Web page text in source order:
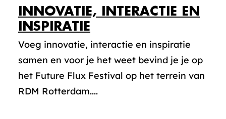
INNOVATIE, INTERACTIE EN
INSPIRATIE
Voeg innovatie, interactie en inspiratie
samen en voor je het weet bevind je je op
het Future Flux Festival op het terrein van
RDM Rotterdam....